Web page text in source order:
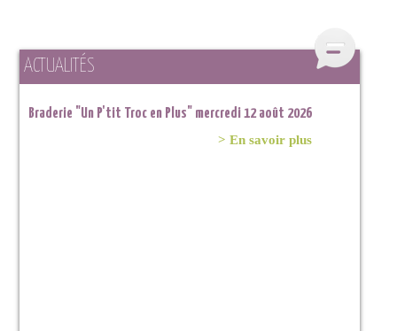
ACTUALITÉS
Braderie "Un P'tit Troc en Plus" mercredi 12 août 2026
> En savoir plus
Braderie "Un P'tit Troc en Plus" samedi 11 juillet 2026 à